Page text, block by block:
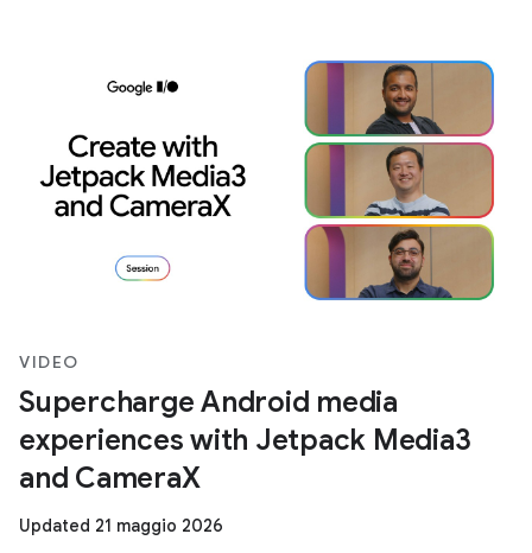
VIDEO
Supercharge Android media
experiences with Jetpack Media3
and CameraX
Updated 21 maggio 2026